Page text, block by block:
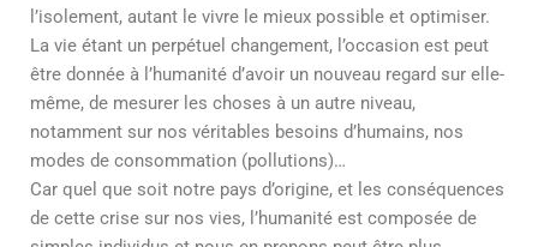
l’isolement, autant le vivre le mieux possible et optimiser.
La vie étant un perpétuel changement, l’occasion est peut
être donnée à l’humanité d’avoir un nouveau regard sur elle-
même, de mesurer les choses à un autre niveau,
notamment sur nos véritables besoins d’humains, nos
modes de consommation (pollutions)…
Car quel que soit notre pays d’origine, et les conséquences
de cette crise sur nos vies, l’humanité est composée de